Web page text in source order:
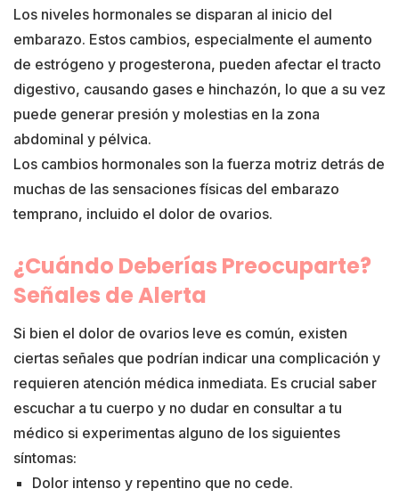
Los niveles hormonales se disparan al inicio del
embarazo. Estos cambios, especialmente el aumento
de estrógeno y progesterona, pueden afectar el tracto
digestivo, causando gases e hinchazón, lo que a su vez
puede generar presión y molestias en la zona
abdominal y pélvica.
Los cambios hormonales son la fuerza motriz detrás de
muchas de las sensaciones físicas del embarazo
temprano, incluido el dolor de ovarios.
¿Cuándo Deberías Preocuparte?
Señales de Alerta
Si bien el dolor de ovarios leve es común, existen
ciertas señales que podrían indicar una complicación y
requieren atención médica inmediata. Es crucial saber
escuchar a tu cuerpo y no dudar en consultar a tu
médico si experimentas alguno de los siguientes
síntomas:
Dolor intenso y repentino que no cede.